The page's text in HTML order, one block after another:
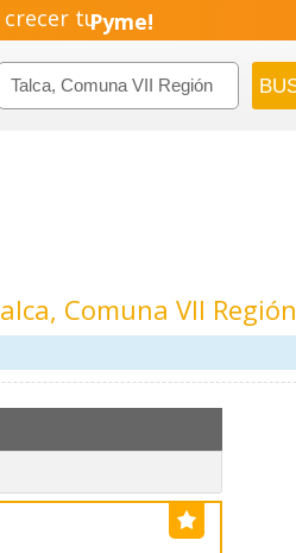
crecer tuPyme!
Emprendimiento!
Comuna VII Región